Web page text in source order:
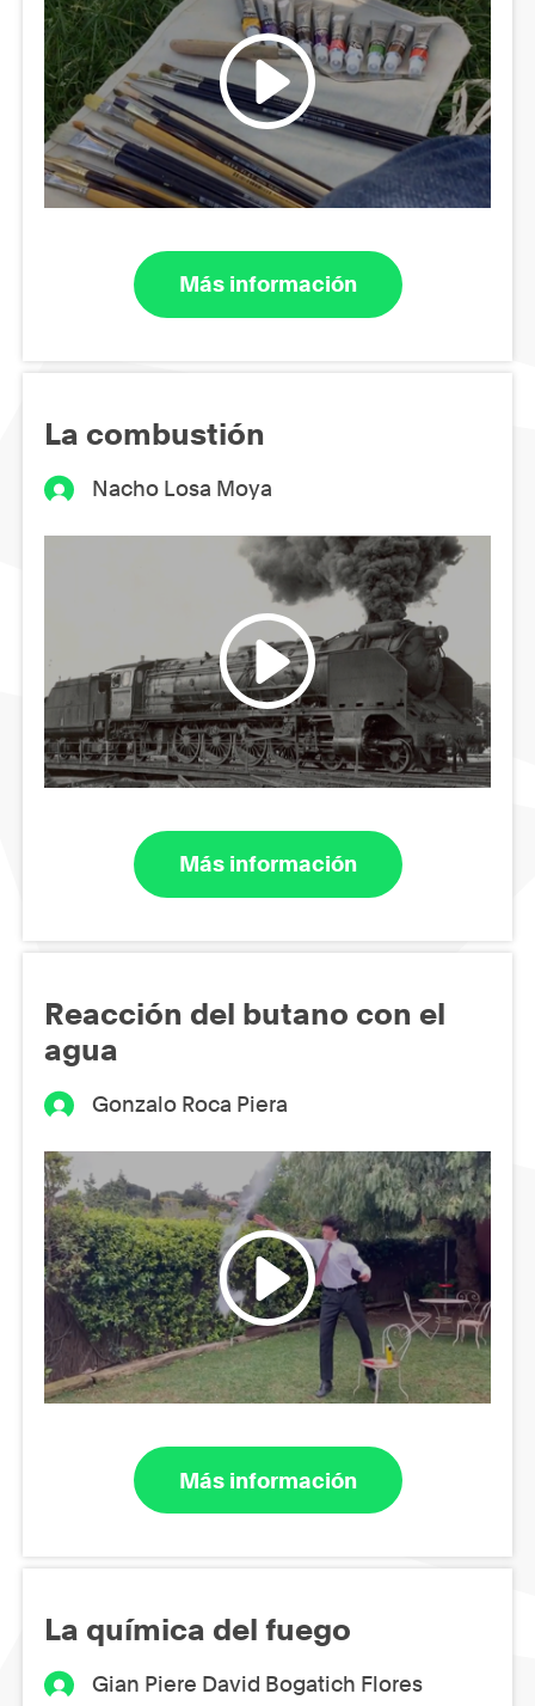
Más información
La combustión
Nacho Losa Moya
Más información
Reacción del butano con el
agua
Gonzalo Roca Piera
Más información
La química del fuego
Gian Piere David Bogatich Flores